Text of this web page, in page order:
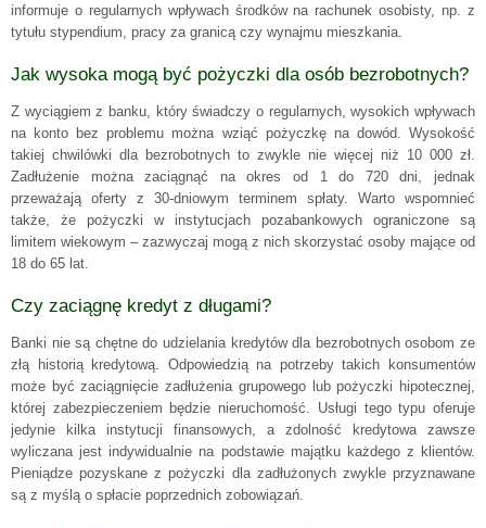
informuje o regularnych wpływach środków na rachunek osobisty, np. z
tytułu stypendium, pracy za granicą czy wynajmu mieszkania.
Jak wysoka mogą być pożyczki dla osób bezrobotnych?
Z wyciągiem z banku, który świadczy o regularnych, wysokich wpływach
na konto bez problemu można wziąć pożyczkę na dowód. Wysokość
takiej chwilówki dla bezrobotnych to zwykle nie więcej niż 10 000 zł.
Zadłużenie można zaciągnąć na okres od 1 do 720 dni, jednak
przeważają oferty z 30-dniowym terminem spłaty. Warto wspomnieć
także, że pożyczki w instytucjach pozabankowych ograniczone są
limitem wiekowym – zazwyczaj mogą z nich skorzystać osoby mające od
18 do 65 lat.
Czy zaciągnę kredyt z długami?
Banki nie są chętne do udzielania kredytów dla bezrobotnych osobom ze
złą historią kredytową. Odpowiedzią na potrzeby takich konsumentów
może być zaciągnięcie zadłużenia grupowego lub pożyczki hipotecznej,
której zabezpieczeniem będzie nieruchomość. Usługi tego typu oferuje
jedynie kilka instytucji finansowych, a zdolność kredytowa zawsze
wyliczana jest indywidualnie na podstawie majątku każdego z klientów.
Pieniądze pozyskane z pożyczki dla zadłużonych zwykle przyznawane
są z myślą o spłacie poprzednich zobowiązań.